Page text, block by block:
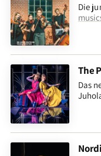
Die
The
Das